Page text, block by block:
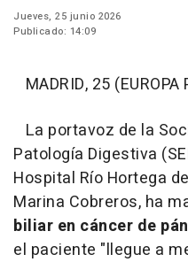
Jueves, 25 junio 2026
Publicado: 14:09
MADRID, 25 (EUROPA
La portavoz de la
Patología Digestiva
Hospital Río Hortega
Marina Cobreros, ha
biliar en cáncer de
el paciente "llegue a